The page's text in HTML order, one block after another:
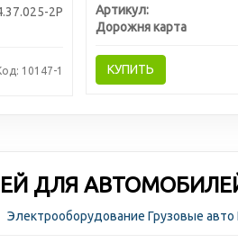
2Р
10147-1
Артикул:
Дорожня карта
КУПИТЬ
ДЛЯ
Электрооборудование Грузовые авто